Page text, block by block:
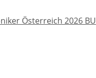
Österreich 2026 BU